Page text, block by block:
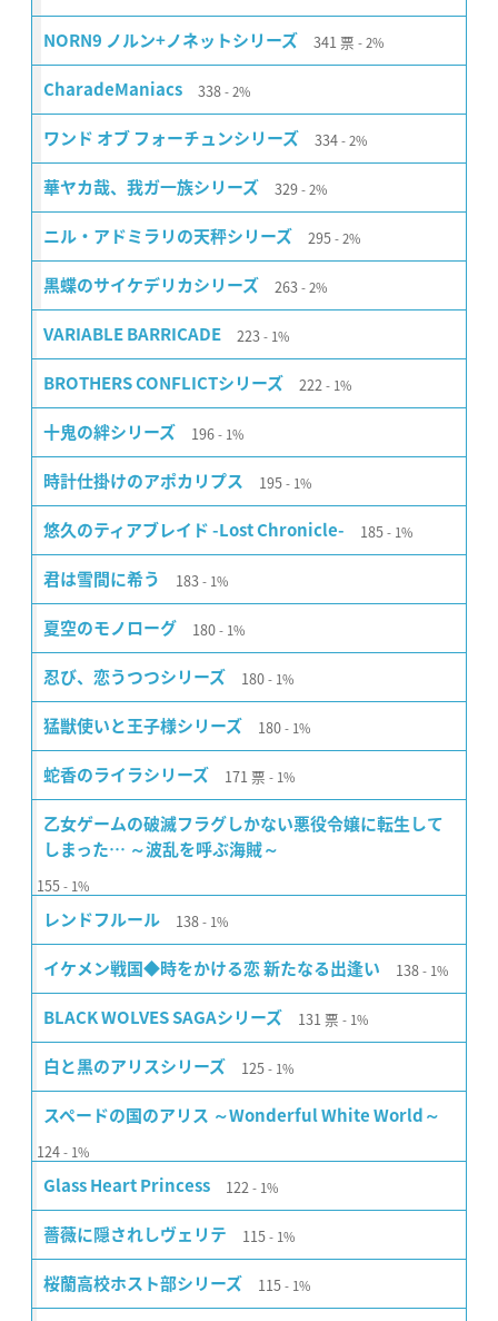
NORN9 ノルン+ノネットシリーズ 341 票 2%
CharadeManiacs 338 2%
ワンド オブ フォーチュンシリーズ 334 2%
華ヤカ哉、我ガ一族シリーズ 329 2%
ニル・アドミラリの天秤シリーズ 295 2%
黒蝶のサイケデリカシリーズ 263 2%
VARIABLE BARRICADE 223 1%
BROTHERS CONFLICTシリーズ 222 1%
十鬼の絆シリーズ 196 1%
時計仕掛けのアポカリプス 195 1%
悠久のティアブレイド -Lost Chronicle- 185 1%
君は雪間に希う 183 1%
夏空のモノローグ 180 1%
忍び、恋うつつシリーズ 180 1%
猛獣使いと王子様シリーズ 180 1%
蛇香のライラシリーズ 171 票 1%
乙女ゲームの破滅フラグしかない悪役令嬢に転生して
しまった… ～波乱を呼ぶ海賊～
155 1%
レンドフルール 138 1%
イケメン戦国◆時をかける恋 新たなる出逢い 138 1%
BLACK WOLVES SAGAシリーズ 131 票 1%
白と黒のアリスシリーズ 125 1%
スペードの国のアリス ～Wonderful White World～
124 1%
Glass Heart Princess 122 1%
薔薇に隠されしヴェリテ 115 1%
桜蘭高校ホスト部シリーズ 115 1%